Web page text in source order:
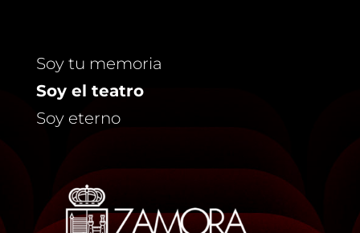
Soy tu memoria
Soy el teatro
Soy eterno